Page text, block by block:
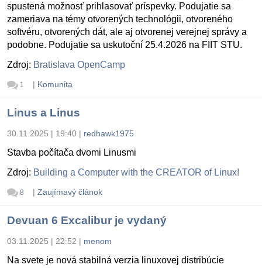
spustená možnosť prihlasovať príspevky. Podujatie sa
zameriava na témy otvorených technológii, otvoreného
softvéru, otvorených dát, ale aj otvorenej verejnej správy a
podobne. Podujatie sa uskutoční 25.4.2026 na FIIT STU.
Zdroj: Bratislava OpenCamp
1 | Komunita
Linus a Linus
30.11.2025 | 19:40 | redhawk1975
Stavba počítača dvomi Linusmi
Zdroj: Building a Computer with the CREATOR of Linux!
8 | Zaujímavý článok
Devuan 6 Excalibur je vydaný
03.11.2025 | 22:52 | menom
Na svete je nová stabilná verzia linuxovej distribúcie